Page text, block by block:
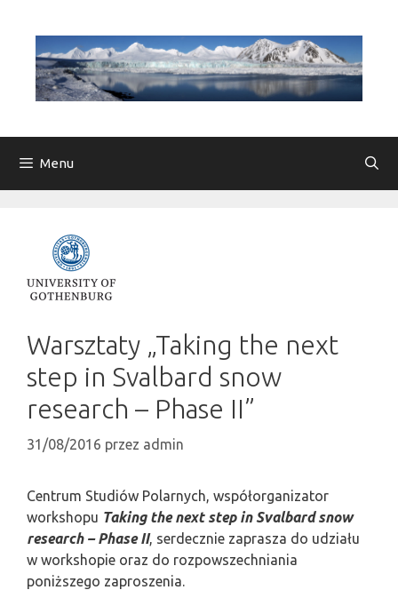
Menu
Warsztaty „Taking the next
step in Svalbard snow
research – Phase II”
31/08/2016 przez admin
Centrum Studiów Polarnych, współorganizator
workshopu Taking the next step in Svalbard snow
research – Phase II, serdecznie zaprasza do udziału
w workshopie oraz do rozpowszechniania
poniższego zaproszenia.